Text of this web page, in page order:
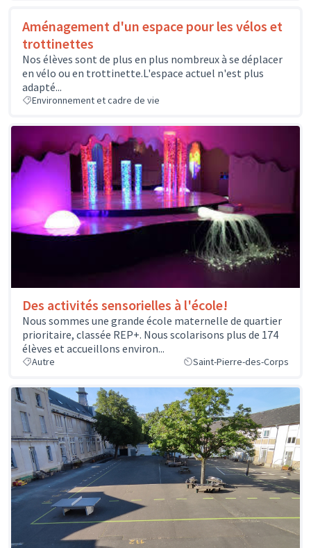
Aménagement d'un espace pour les vélos et
trottinettes
Nos élèves sont de plus en plus nombreux à se déplacer
en vélo ou en trottinette.L'espace actuel n'est plus
adapté...
Environnement et cadre de vie
Des activités sensorielles à l'école!
Nous sommes une grande école maternelle de quartier
prioritaire, classée REP+. Nous scolarisons plus de 174
élèves et accueillons environ...
Autre Saint-Pierre-des-Corps